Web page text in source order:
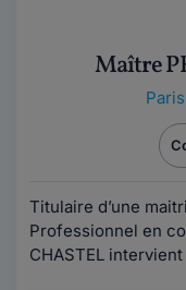
Maître
Paris
Titulaire d’une
Professionnel en
CHASTEL